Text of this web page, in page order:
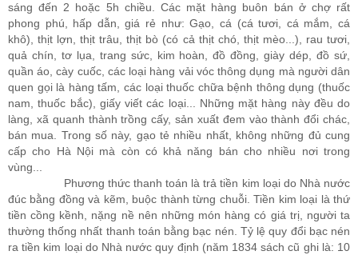
sáng đến 2 hoặc 5h chiều. Các mặt hàng buôn bán ở chợ rất
phong phú, hấp dẫn, giá rẻ như: Gạo, cá (cá tươi, cá mắm, cá
khô), thịt lợn, thịt trâu, thịt bò (có cả thịt chó, thịt mèo...), rau tươi,
quả chín, tơ lụa, trang sức, kim hoàn, đồ đồng, giày dép, đồ sứ,
quần áo, cày cuốc, các loại hàng vải vóc thông dụng mà người dân
quen gọi là hàng tấm, các loại thuốc chữa bệnh thông dụng (thuốc
nam, thuốc bắc), giấy viết các loại... Những mặt hàng này đều do
làng, xã quanh thành trồng cấy, sản xuất đem vào thành đổi chác,
bán mua. Trong số này, gạo tẻ nhiều nhất, không những đủ cung
cấp cho Hà Nội mà còn có khả năng bán cho nhiều nơi trong
vùng...
Phương thức thanh toán là trả tiền kim loại do Nhà nước
đúc bằng đồng và kẽm, buộc thành từng chuỗi. Tiền kim loại là thứ
tiền cồng kềnh, nặng nề nên những món hàng có giá trị, người ta
thường thống nhất thanh toán bằng bạc nén. Tỷ lệ quy đổi bạc nén
ra tiền kim loại do Nhà nước quy định (năm 1834 sách cũ ghi là: 10